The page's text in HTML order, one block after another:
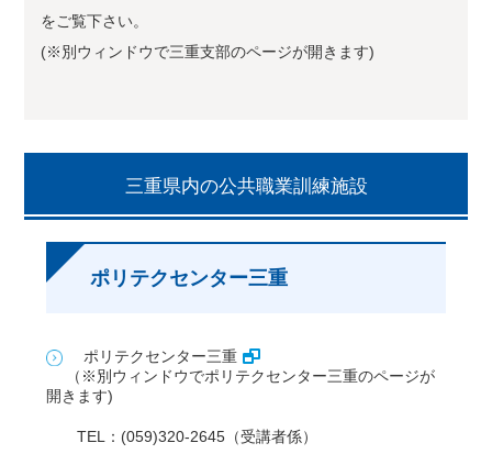
をご覧下さい。
(※別ウィンドウで三重支部のページが開きます)
三重県内の公共職業訓練施設
ポリテクセンター三重
ポリテクセンター三重
（※別ウィンドウでポリテクセンター三重のページが
開きます)
TEL：(059)320-2645（受講者係）